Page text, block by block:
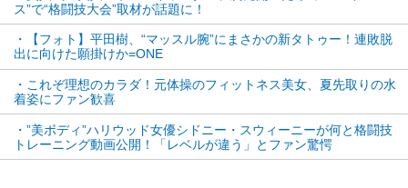
ーな肉体で終始笑顔のジョーンズ。初の寝技体験は
楽しかったようだ。
コメント欄は「相手の男性が羨ましい」「彼女の
魅力に負けないという、この男性のトレーニング
だ」「彼女は魅力的すぎる」などとファンが羨まし
がった。
ス”で“格闘技大会”取材が話題に！
・【フォト】平田樹、“マッスル腕”にまさかの新タトゥー！連敗脱
出に向けた願掛けか=ONE
・これぞ理想のカラダ！元体操のフィットネス美女、夏先取りの水
着姿にファン歓喜
・”美ボディ”ハリウッド女優シドニー・スウィーニーが何と格闘技
トレーニング動画公開！「レベルが違う」とファン驚愕